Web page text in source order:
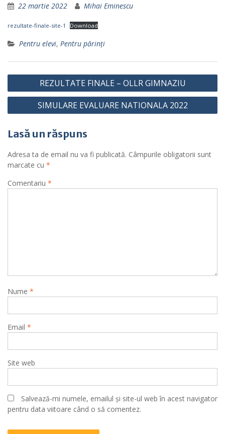
22 martie 2022 Mihai Eminescu
rezultate-finale-site-1 Download
Pentru elevi, Pentru părinţi
Navigare
în
articole
REZULTATE FINALE – OLLR GIMNAZIU
SIMULARE EVALUARE NATIONALA 2022
Lasă un răspuns
Adresa ta de email nu va fi publicată. Câmpurile obligatorii sunt
marcate cu *
Comentariu *
Nume *
Email *
Site web
Salvează-mi numele, emailul și site-ul web în acest navigator
pentru data viitoare când o să comentez.